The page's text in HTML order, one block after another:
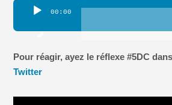
Lecteur
00:00
Pour réagir, ayez le réflexe #5DC
Twitter